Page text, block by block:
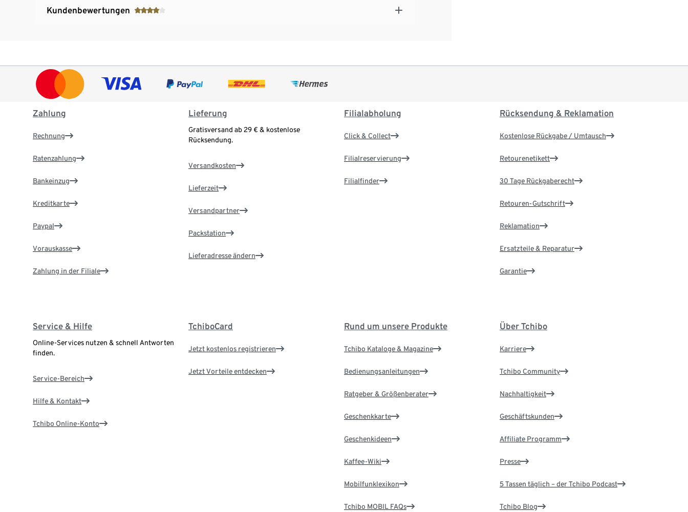
Kundenbewertungen
Zahlung
Rechnung
Ratenzahlung
Bankeinzug
Kreditkarte
Paypal
Vorauskasse
Zahlung in der Filiale
Lieferung
Gratisversand ab 29 € & kostenlose
Rücksendung.
Versandkosten
Lieferzeit
Versandpartner
Packstation
Lieferadresse ändern
Filialabholung
Click & Collect
Filialreservierung
Filialfinder
Rücksendung & Reklamation
Kostenlose Rückgabe / Umtausch
Retourenetikett
30 Tage Rückgaberecht
Retouren-Gutschrift
Reklamation
Ersatzteile & Reparatur
Garantie
Service & Hilfe
Online-Services nutzen & schnell Antworten
finden.
Service-Bereich
Hilfe & Kontakt
Tchibo Online-Konto
TchiboCard
Jetzt kostenlos registrieren
Jetzt Vorteile entdecken
Rund um unsere Produkte
Tchibo Kataloge & Magazine
Bedienungsanleitungen
Ratgeber & Größenberater
Geschenkkarte
Geschenkideen
Kaffee-Wiki
Mobilfunklexikon
Tchibo MOBIL FAQs
Über Tchibo
Karriere
Tchibo Community
Nachhaltigkeit
Geschäftskunden
Affiliate Programm
Presse
5 Tassen täglich – der Tchibo Podcast
Tchibo Blog